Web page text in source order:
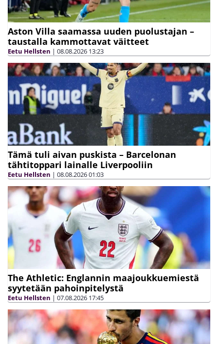
Aston Villa saamassa uuden puolustajan –
taustalla kammottavat väitteet
Eetu Hellsten | 08.08.2026 13:23
Tämä tuli aivan puskista – Barcelonan
tähtitoppari lainalle Liverpooliin
Eetu Hellsten | 08.08.202601:03
The Athletic: Englannin maajoukkuemiestä
syytetään pahoinpitelystä
Eetu Hellsten | 07.08.2026 17:45